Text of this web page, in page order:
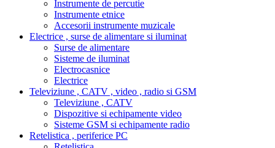
Instrumente de percutie
Instrumente etnice
Accesorii instrumente muzicale
Electrice , surse de alimentare si iluminat
Surse de alimentare
Sisteme de iluminat
Electrocasnice
Electrice
Televiziune , CATV , video , radio si GSM
Televiziune , CATV
Dispozitive si echipamente video
Sisteme GSM si echipamente radio
Retelistica , periferice PC